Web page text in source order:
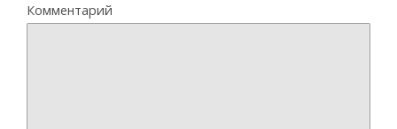
Комментарий